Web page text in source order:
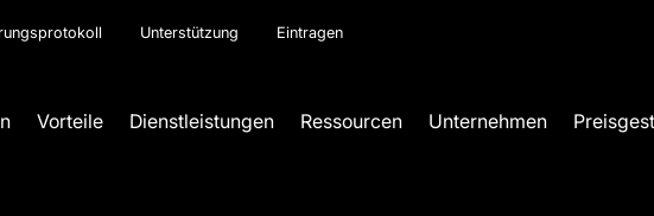
Unterstützung Eintragen
Vorteile Dienstleistungen Ressourcen Unternehmen